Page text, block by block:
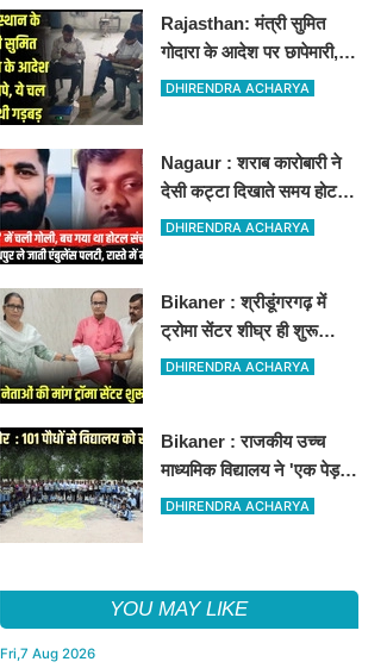
Rajasthan: मंत्री सुमित
गोदारा के आदेश पर छापेमारी,
44 फर्मों पर कार्रवाई, लाखों का
DHIRENDRA ACHARYA
Nagaur : शराब कारोबारी ने
देसी कट्टा दिखाते समय होटल
संचालक को मारी गोली, जोधपुर
DHIRENDRA ACHARYA
Bikaner : श्रीडूंगरगढ़ में
ट्रोमा सेंटर शीघ्र ही शुरू
कराने की मांग को लेकर कांग्रेस
DHIRENDRA ACHARYA
Bikaner : राजकीय उच्च
माध्यमिक विद्यालय ने 'एक पेड़ माँ
के नाम' अभियान के तहत 101
DHIRENDRA ACHARYA
YOU MAY LIKE
Fri,7 Aug 2026